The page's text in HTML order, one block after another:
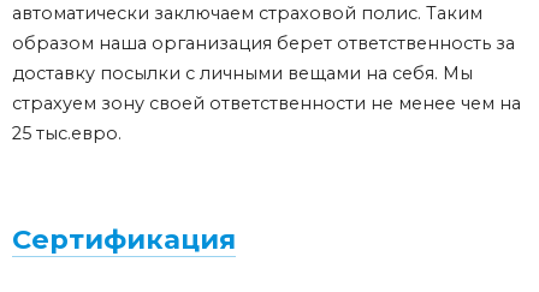
автоматически заключаем страховой полис. Таким
образом наша организация берет ответственность за
доставку посылки с личными вещами на себя. Мы
страхуем зону своей ответственности не менее чем на
25 тыс.евро.
Сертификация